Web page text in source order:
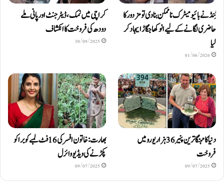
ٹِنڈ نے بائیومیٹرک ناممکن بنا دی تو مزدور کا
حاضری لگانے کے لیے انوکھا جگاڑ ایجاد کر
لیا
01/06/2026
کراچی میں نمک، ڈیٹرجنٹ اور پانی ملے
دودھ کی فروخت کا انکشاف
30/09/2025
دنیا کا مہنگا ترین پنیر 36 ہزار یورو میں
فروخت
09/07/2025
بھارت: خاتون افسر کی 16 فٹ لمبے کوبرا کو
پکڑنے کی ویڈیو وائرل
09/07/2025